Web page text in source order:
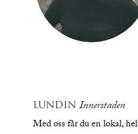
LUNDIN Innerstaden
Med oss får du en lokal,